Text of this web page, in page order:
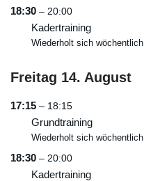
18:30 – 20:00
Kadertraining
Wiederholt sich wöchentlich
Freitag 14. August
17:15 – 18:15
Grundtraining
Wiederholt sich wöchentlich
18:30 – 20:00
Kadertraining